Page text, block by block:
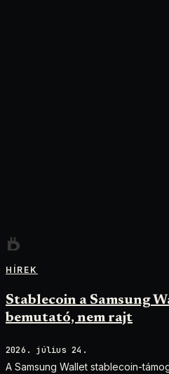
HÍREK
Stablecoin a Samsung
bemutató, nem rajt
2026. július 24.
A Samsung Wallet stablecoin-